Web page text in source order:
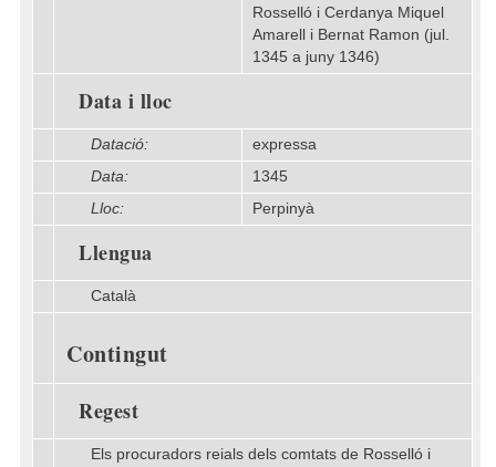
Rosselló i Cerdanya Miquel
Amarell i Bernat Ramon (jul.
1345 a juny 1346)
Data i lloc
Datació:
expressa
Data:
1345
Lloc:
Perpinyà
Llengua
Català
Contingut
Regest
Els procuradors reials dels comtats de Rosselló i